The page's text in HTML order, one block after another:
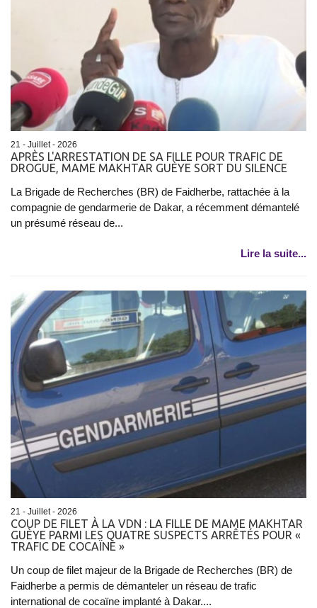
21 - Juillet - 2026
APRÈS L'ARRESTATION DE SA FILLE POUR TRAFIC DE
DROGUE, MAME MAKHTAR GUÈYE SORT DU SILENCE
La Brigade de Recherches (BR) de Faidherbe, rattachée à la
compagnie de gendarmerie de Dakar, a récemment démantelé
un présumé réseau de...
Lire la suite...
21 - Juillet - 2026
COUP DE FILET À LA VDN : LA FILLE DE MAME MAKHTAR
GUÈYE PARMI LES QUATRE SUSPECTS ARRÊTÉS POUR «
TRAFIC DE COCAÏNE »
Un coup de filet majeur de la Brigade de Recherches (BR) de
Faidherbe a permis de démanteler un réseau de trafic
international de cocaïne implanté à Dakar....